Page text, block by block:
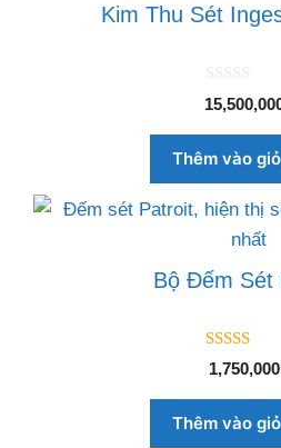
Kim Thu Sét
0
n
à
Thêm vào
Bộ Đếm Sét
5.00
ngoài 5
1,750,000
Thêm vào